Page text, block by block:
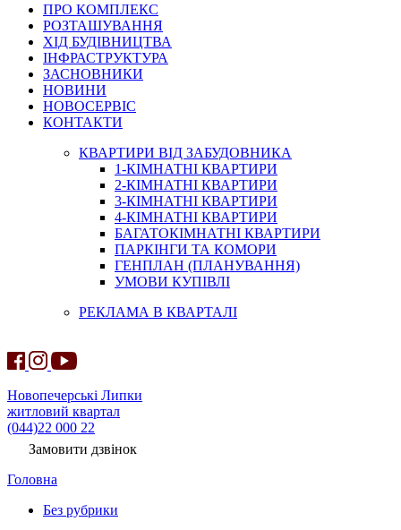
ПРО КОМПЛЕКС
РОЗТАШУВАННЯ
ХІД БУДІВНИЦТВА
ІНФРАСТРУКТУРА
ЗАСНОВНИКИ
НОВИНИ
НОВОСЕРВІС
КОНТАКТИ
КВАРТИРИ ВІД ЗАБУДОВНИКА
1-КІМНАТНІ КВАРТИРИ
2-КІМНАТНІ КВАРТИРИ
3-КІМНАТНІ КВАРТИРИ
4-КІМНАТНІ КВАРТИРИ
БАГАТОКІМНАТНІ КВАРТИРИ
ПАРКІНГИ ТА КОМОРИ
ГЕНПЛАН (ПЛАНУВАННЯ)
УМОВИ КУПІВЛІ
РЕКЛАМА В КВАРТАЛІ
Новопечерські Липки
житловий квартал
(044)22 000 22
Замовити дзвінок
Головна
Без рубрики